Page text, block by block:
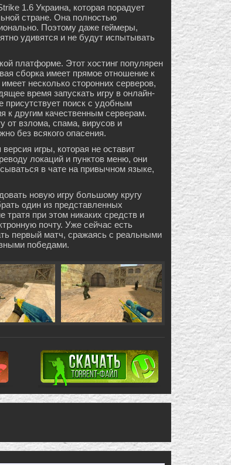
1.6 Украина, которая порадует
стране. Она полностью
Поэтому даже геймеры,
удивятся и не будут испытывать
платформе. Этот хостинг популярен
сборка имеет прямое отношение к
несколько сторонних серверов,
время запускать игру в онлайн-
присутствует поиск с удобным
к другим качественным серверам.
от взлома, спама, вирусов и
без всякого опасения.
игры, которая не оставит
локаций и пунктов меню, они
в чате на привычном языке,
новую игру большому кругу
один из представленных
тратя при этом никаких средств и
почту. Уже сейчас есть
первый матч, сражаясь с реальными
победами.